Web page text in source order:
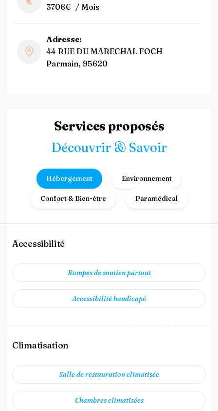
3706€ / Mois
Adresse:
44 RUE DU MARECHAL FOCH
Parmain, 95620
Services proposés
Découvrir & Savoir
Hébergement Environnement
Confort & Bien-être Paramédical
Accessibilité
Rampes de soutien partout
Accessibilité handicapé
Climatisation
Salle de restauration climatisée
Chambres climatisées